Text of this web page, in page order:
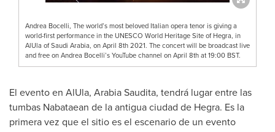
Andrea Bocelli, The world’s most beloved Italian opera tenor is giving a
world-first performance in the UNESCO World Heritage Site of Hegra, in
AlUla of Saudi Arabia, on April 8th 2021. The concert will be broadcast live
and free on Andrea Bocelli’s YouTube channel on April 8th at 19:00 BST.
El evento en AlUla, Arabia Saudita, tendrá lugar entre las
tumbas Nabataean de la antigua ciudad de Hegra. Es la
primera vez que el sitio es el escenario de un evento